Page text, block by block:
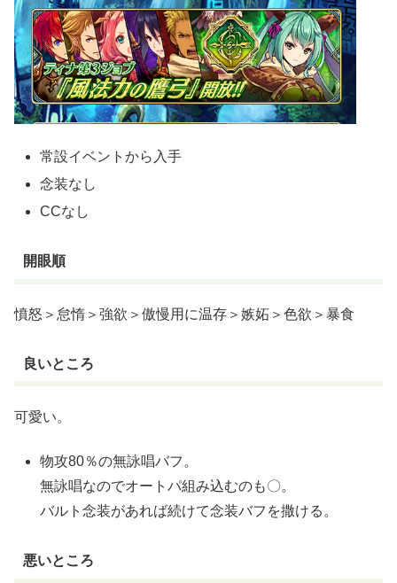
常設イベントから入手
念装なし
CCなし
開眼順
憤怒＞怠惰＞強欲＞傲慢用に温存＞嫉妬＞色欲＞暴食
良いところ
可愛い。
物攻80％の無詠唱バフ。
無詠唱なのでオートパ組み込むのも〇。
バルト念装があれば続けて念装バフを撒ける。
悪いところ